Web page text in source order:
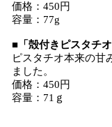
価格：450円
容量：77g
■ 「殻付きピスタチ
ピスタチオ本来の甘
ました。
価格：450円
容量：71ｇ